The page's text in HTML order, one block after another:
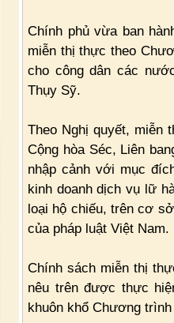
Chính phủ vừa ban
miễn thị thực theo
cho công dân các
Thụy Sỹ.
Theo Nghị quyết, miễn
Cộng hòa Séc, Liên
nhập cảnh với mục
kinh doanh dịch vụ lữ
loại hộ chiếu, trên cơ
của pháp luật Việt Nam.
Chính sách miễn thị
nêu trên được thực
khuôn khổ Chương